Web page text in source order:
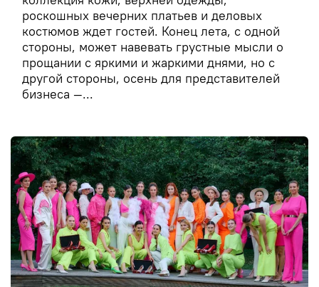
роскошных вечерних платьев и деловых
костюмов ждет гостей. Конец лета, с одной
стороны, может навевать грустные мысли о
прощании с яркими и жаркими днями, но с
другой стороны, осень для представителей
бизнеса —...